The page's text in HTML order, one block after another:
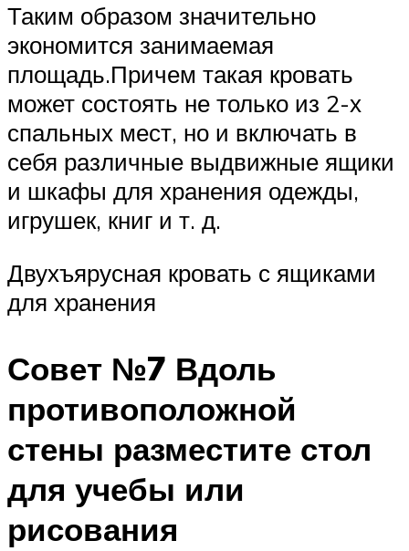
Таким образом значительно
экономится занимаемая
площадь.Причем такая кровать
может состоять не только из 2-х
спальных мест, но и включать в
себя различные выдвижные ящики
и шкафы для хранения одежды,
игрушек, книг и т. д.
Двухъярусная кровать с ящиками
для хранения
Совет №7 Вдоль
противоположной
стены разместите стол
для учебы или
рисования